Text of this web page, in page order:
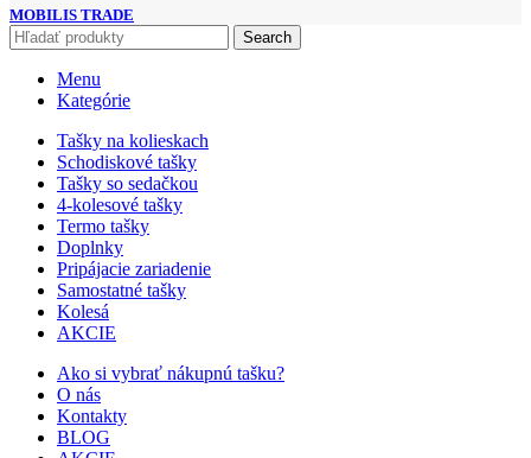
MOBILIS TRADE
Search
Menu
Kategórie
Tašky na kolieskach
Schodiskové tašky
Tašky so sedačkou
4-kolesové tašky
Termo tašky
Doplnky
Pripájacie zariadenie
Samostatné tašky
Kolesá
AKCIE
Ako si vybrať nákupnú tašku?
O nás
Kontakty
BLOG